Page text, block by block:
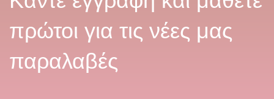
πρώτοι για τις νέες μας
παραλαβές